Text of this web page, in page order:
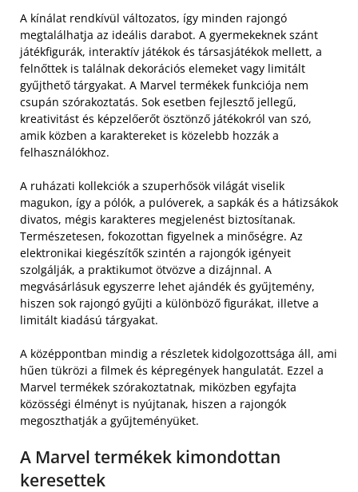
A kínálat rendkívül változatos, így minden rajongó
megtalálhatja az ideális darabot. A gyermekeknek szánt
játékfigurák, interaktív játékok és társasjátékok mellett, a
felnőttek is találnak dekorációs elemeket vagy limitált
gyűjthető tárgyakat. A Marvel termékek funkciója nem
csupán szórakoztatás. Sok esetben fejlesztő jellegű,
kreativitást és képzelőerőt ösztönző játékokról van szó,
amik közben a karaktereket is közelebb hozzák a
felhasználókhoz.
A ruházati kollekciók a szuperhősök világát viselik
magukon, így a pólók, a pulóverek, a sapkák és a hátizsákok
divatos, mégis karakteres megjelenést biztosítanak.
Természetesen, fokozottan figyelnek a minőségre. Az
elektronikai kiegészítők szintén a rajongók igényeit
szolgálják, a praktikumot ötvözve a dizájnnal. A
megvásárlásuk egyszerre lehet ajándék és gyűjtemény,
hiszen sok rajongó gyűjti a különböző figurákat, illetve a
limitált kiadású tárgyakat.
A középpontban mindig a részletek kidolgozottsága áll, ami
hűen tükrözi a filmek és képregények hangulatát. Ezzel a
Marvel termékek szórakoztatnak, miközben egyfajta
közösségi élményt is nyújtanak, hiszen a rajongók
megoszthatják a gyűjteményüket.
A Marvel termékek kimondottan
keresettek